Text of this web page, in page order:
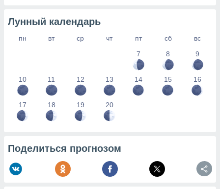
Лунный календарь
пн вт ср чт пт сб
вс
7
8 9
10 11 12 13 14 15 16
17 18 19 20
Поделиться прогнозом